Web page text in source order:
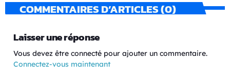
COMMENTAIRES D’ARTICLES (0)
Laisser une réponse
Vous devez être connecté pour ajouter un commentaire.
Connectez-vous maintenant